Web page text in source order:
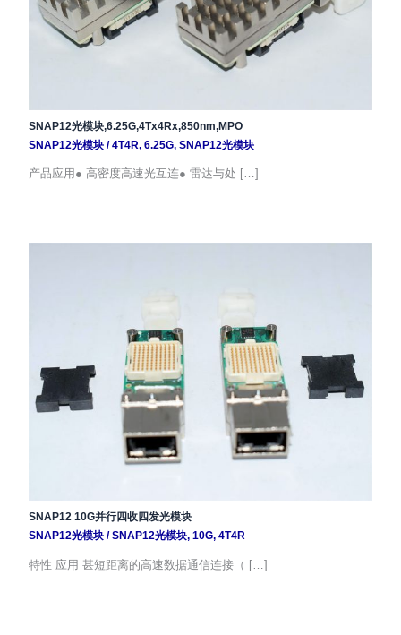
SNAP12光模块,6.25G,4Tx4Rx,850nm,MPO
SNAP12光模块/4T4R, 6.25G, SNAP12光模块
产品应用● 高密度高速光互连● 雷达与处 […]
SNAP12 10G并行四收四发光模块
SNAP12光模块/SNAP12光模块, 10G, 4T4R
特性 应用 甚短距离的高速数据通信连接（ […]